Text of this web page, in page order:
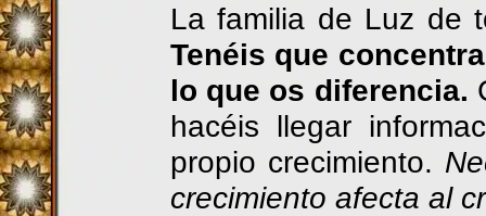
La familia de Luz de
Tenéis que
lo que os diferencia.
hacéis llegar
propio crecimiento.
crecimiento afecta al